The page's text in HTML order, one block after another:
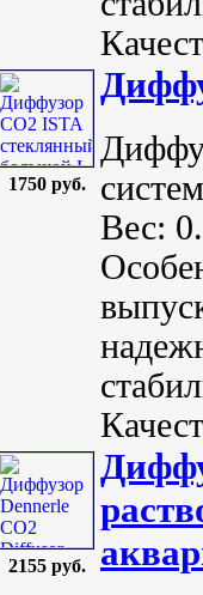
1750 руб.
Вес:
2155 руб.